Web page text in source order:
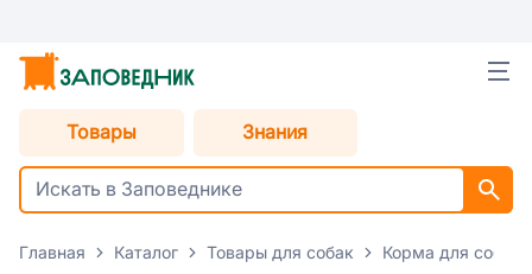
Товары Знания
Главная Каталог Товары для собак Корма для собак